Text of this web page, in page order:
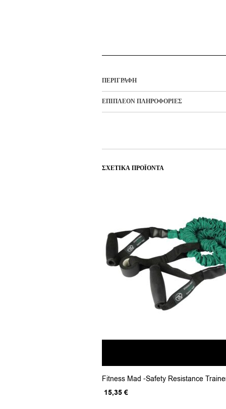
ΠΕΡΙΓΡΑΦΉ
ΕΠΙΠΛΈΟΝ ΠΛΗΡΟΦΟΡΊΕΣ
ΣΧΕΤΙΚΆ ΠΡΟΪΌΝΤΑ
Fitness Mad -Safety Resistance
Original
15,35 €Η